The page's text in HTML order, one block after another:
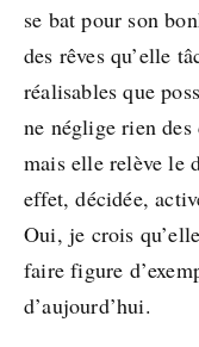
se bat pour son
des rêves qu’elle
réalisables que
ne néglige rien
mais elle relève le
effet, décidée,
Oui, je crois
faire figure
d’aujourd’hui.